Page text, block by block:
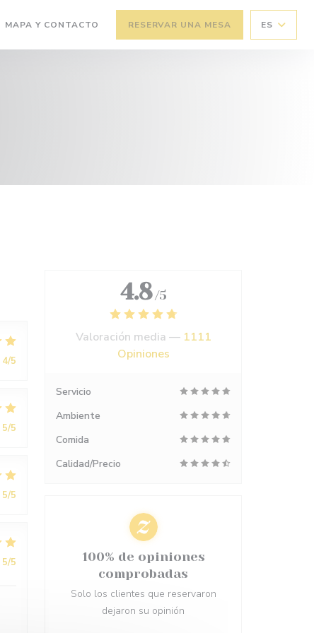
MAPA Y CONTACTO RESERVAR UNA MESA ES
4/5
5/5
5/5
5/5
4.8 /5
Valoración media — 1111
Opiniones
Servicio
Ambiente
Comida
Calidad/Precio
100% de opiniones
comprobadas
Solo los clientes que reservaron
dejaron su opinión